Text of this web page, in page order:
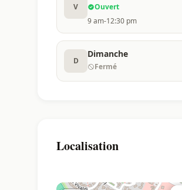
V
Ouvert
9 am-12:30 pm
D
Dimanche
Fermé
Localisation